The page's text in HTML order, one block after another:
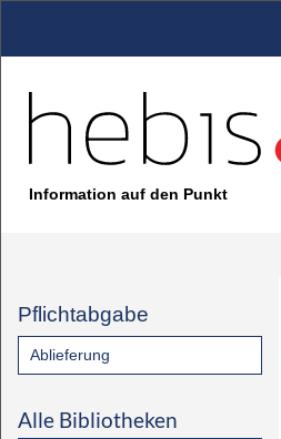
Information auf den Punkt
Pflichtabgabe
Ablieferung
Alle Bibliotheken